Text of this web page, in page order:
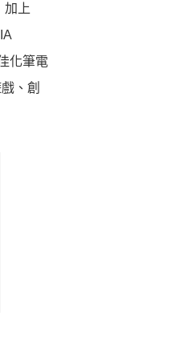
加上
化筆電
、創